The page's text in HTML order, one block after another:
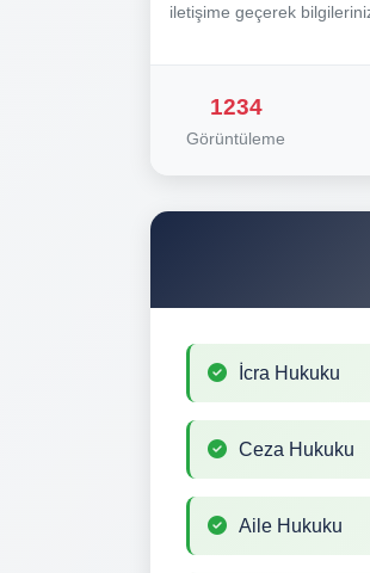
iletişime geçerek
1234
Görüntüleme
İcra Hukuku
Ceza Hukuku
Aile Hukuku